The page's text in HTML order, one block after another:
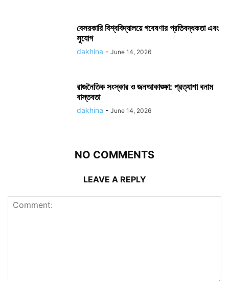
বেসরকারি বিশ্ববিদ্যালয়ে গবেষণার প্রতিবদ্ধকতা এবং
সুযোগ
dakhina - June 14, 2026
রাজনৈতিক সংস্কার ও জনআকাঙ্ক্ষা: প্রত্যাশা বনাম
বাস্তবতা
dakhina - June 14, 2026
NO COMMENTS
LEAVE A REPLY